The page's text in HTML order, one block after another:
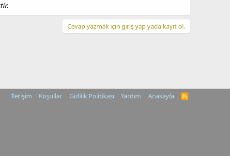
Cevap yazmak için giriş yap yada kayıt ol.
İletişim Koşullar Gizlilik Politikası Yardım Anasayfa
R